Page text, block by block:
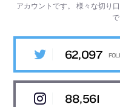
アカウントです。様々な切り
62,097
88,561